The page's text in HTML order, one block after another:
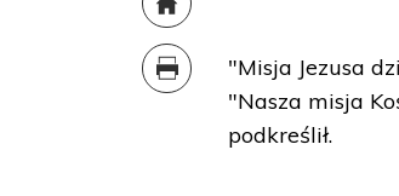
"Misja Jezusa
"Nasza misja
podkreślił.